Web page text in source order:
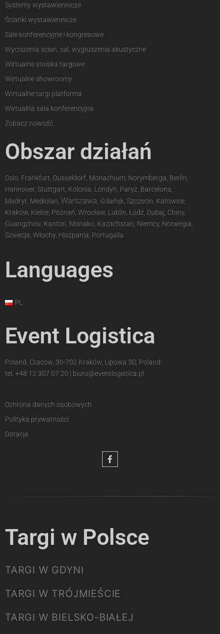
Systemy wystawiennicze
Ścianki wystawiennicze
Sale konferencyjne i kongresowe
Wyciszenia ścian, sal, wygłuszenia akustyczne
Wirtualne stoiska targowe
Wirtualne showroomy
Wirtualne targi platforma
Wirtualna sala konferencyjna
Zobacz nowość
Obszar działań
Oslo, Frankfurt, Dusseldorf, Monachium, Norymberga, Berlin,
Hannover, Stuttgart, Kolonia, Londyn, Paryż, Barcelona,
Madryt, Mediolan, Warszawa , Gdańsk, Szczecin, Katowice,
Kraków, Kielce, Poznań, Wrocław, Lublin, Łódź, Dubaj, Chiny,
Guangzhou, Kanton, Monako, Kazachstan, Niemcy, Norwegia,
Szwecja, Włochy, Hiszpania, Portugalia
Languages
PL
Event Logistica
Poland, Cracow, 30-702 Kraków, Lipowa 3D, Poland
tel. +48 12 307 07 20 | biuro@eventlogistica.pl
Ochrona danych osobowych
Polityka prywatności
Dotacja
Targi w Polsce
TARGI W GDYNI
TARGI W TRÓJMIEŚCIE
TARGI W BIELSKO-BIAŁEJ